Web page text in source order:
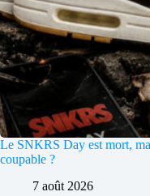
Le SNKRS Day est mort,
coupable ?
7 août 2026